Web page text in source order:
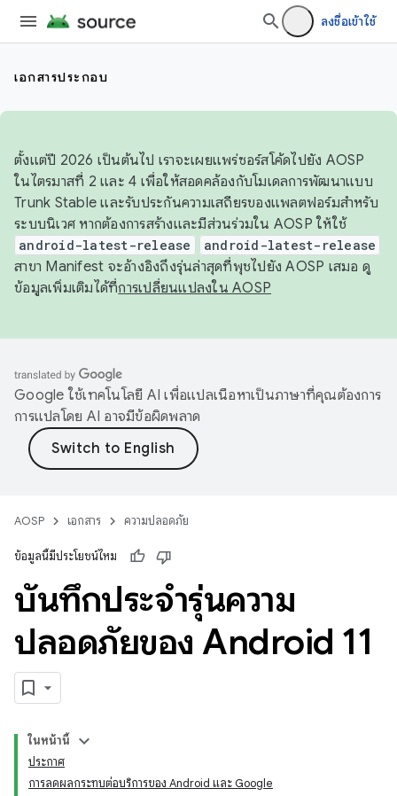
ลงชื่อเข้าใช้
เอกสารประกอบ
ตั้งแต่ปี 2026 เป็นต้นไป เราจะเผยแพร่ซอร์สโค้ดไปยัง AOSP
ในไตรมาสที่ 2 และ 4 เพื่อให้สอดคล้องกับโมเดลการพัฒนาแบบ
Trunk Stable และรับประกันความเสถียรของแพลตฟอร์มสำหรับ
ระบบนิเวศ หากต้องการสร้างและมีส่วนร่วมใน AOSP ให้ใช้
android-latest-release android-latest-release
สาขา Manifest จะอ้างอิงถึงรุ่นล่าสุดที่พุชไปยัง AOSP เสมอ ดู
ข้อมูลเพิ่มเติมได้ที่การเปลี่ยนแปลงใน AOSP
Google ใช้เทคโนโลยี AI เพื่อแปลเนื้อหาเป็นภาษาที่คุณต้องการ
การแปลโดย AI อาจมีข้อผิดพลาด
AOSP เอกสาร ความปลอดภัย
ข้อมูลนี้มีประโยชน์ไหม
บันทึกประจำรุ่นความ
ปลอดภัยของ Android 11
ในหน้านี้
ประกาศ
การลดผลกระทบต่อบริการของ Android และ Google